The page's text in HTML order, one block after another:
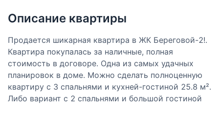
Описание квартиры
Продается шикарная квартира в ЖК Береговой-2!.
Квартира покупалась за наличные, полная
стоимость в договоре. Одна из самых удачных
планировок в доме. Можно сделать полноценную
квартиру с 3 спальнями и кухней-гостиной 25.8 м².
Либо вариант с 2 спальнями и большой гостиной